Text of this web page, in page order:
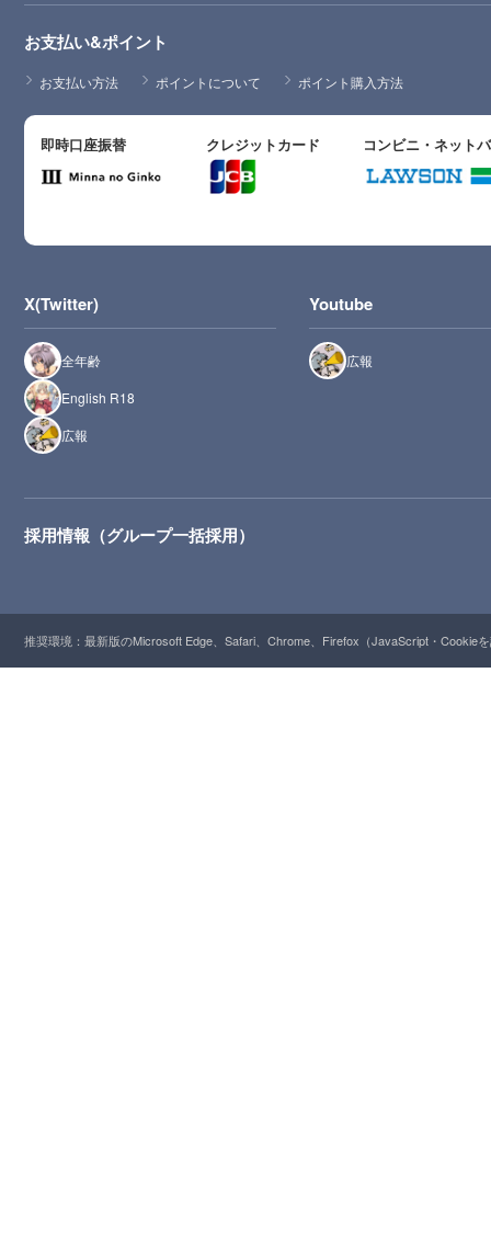
お支払い&ポイント
お支払い方法 ポイントについて ポイント購入方法
即時口座振替 クレジットカード コンビニ・ネット
X(Twitter)
全年齢
English R18
広報
Youtube
広報
採用情報（グループ一括採用）
推奨環境：最新版のMicrosoft Edge、Safari、Chrome、Firefox（JavaScript・Cookie